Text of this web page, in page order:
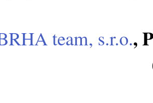
team, s.r.o.,